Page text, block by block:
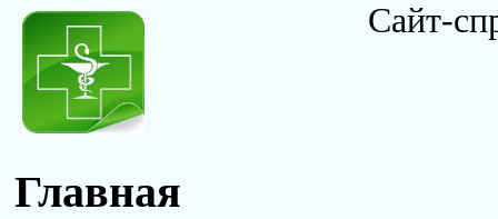
Сайт-
Главная